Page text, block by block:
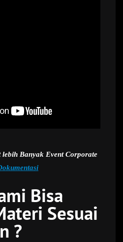
Banyak Event Corporate
Bisa
Sesuai
?